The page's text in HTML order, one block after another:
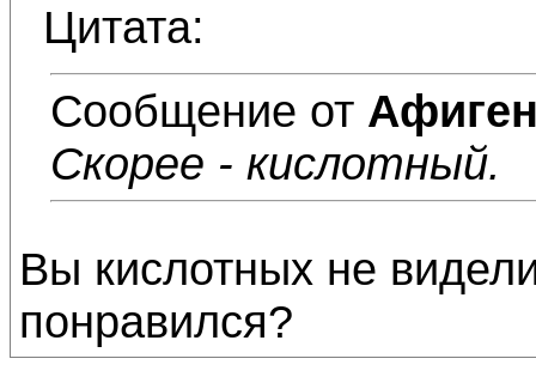
Цитата:
Сообщение от
Скорее - кислотный.
Вы кислотных не
понравился?